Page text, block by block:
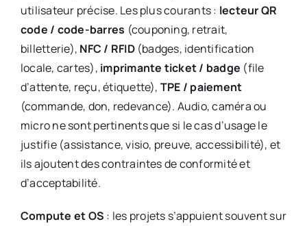
utilisateur précise. Les plus courants : lecteur QR
code / code-barres (couponing, retrait,
billetterie), NFC / RFID(badges, identification
locale, cartes), imprimante ticket / badge (file
d’attente, reçu, étiquette), TPE / paiement
(commande, don, redevance). Audio, caméra ou
micro ne sont pertinents que si le cas d’usage le
justifie (assistance, visio, preuve, accessibilité), et
ils ajoutent des contraintes de conformité et
d’acceptabilité.
Compute et OS : les projets s’appuient souvent sur